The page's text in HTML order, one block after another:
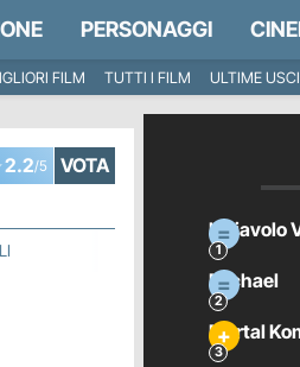
PERSONAGGI
FILM TUTTI I FILM ULTIME
2.2/5 VOTA
Il Diavolo
Michael
Mortal